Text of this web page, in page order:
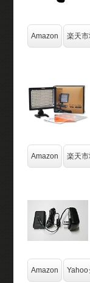
Amazon 楽天市
Amazon 楽天市
Amazon Yahoo